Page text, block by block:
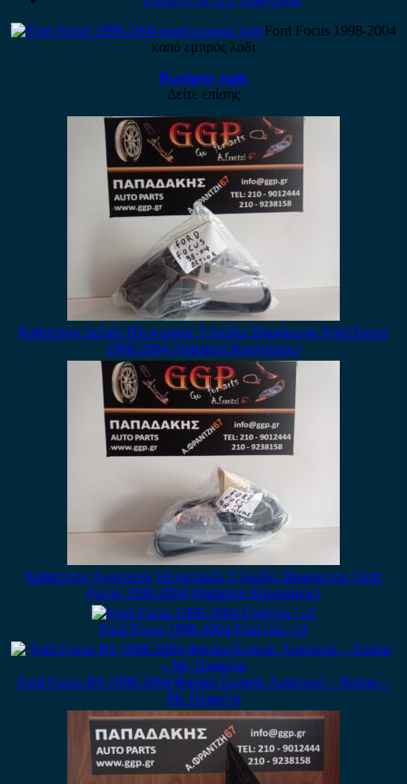
Ford Focus 1998-2004
καπό εμπρος λαδι
Ρωτήστε τιμή
Δείτε επίσης
Καθρέπτης Δεξιός Ηλεκτρικός 5 Ακίδες Βαφόμενος Ford Focus
1998-2004 (Imitation Καινούριος)
Καθρέπτης Αριστερός Ηλεκτρικός 5 Ακίδες Βαφόμενος Ford
Focus 1998-2004 (Imitation Καινούριος)
Ford Focus 1998-2004 Εταζέρα / c2
Ford Focus RS 1998-2004 Φανάρι Εμπρός Αριστερό – Xenon –
Με Πλακέτα